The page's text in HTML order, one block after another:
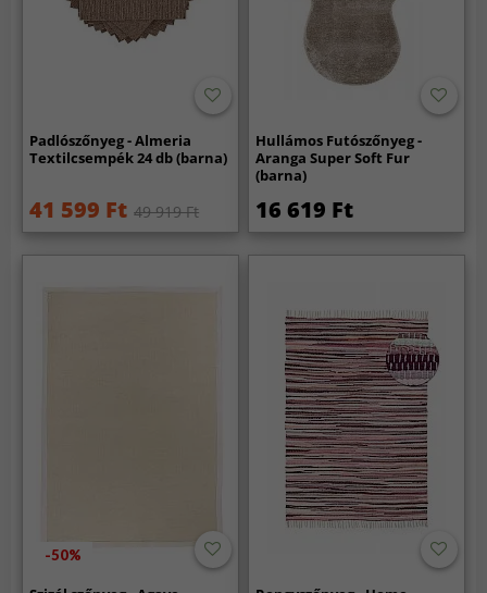
Padlószőnyeg - Almeria
Textilcsempék 24 db (barna)
41 599 Ft 49 919 Ft
Hullámos Futószőnyeg -
Aranga Super Soft Fur
(barna)
16 619 Ft
-50%